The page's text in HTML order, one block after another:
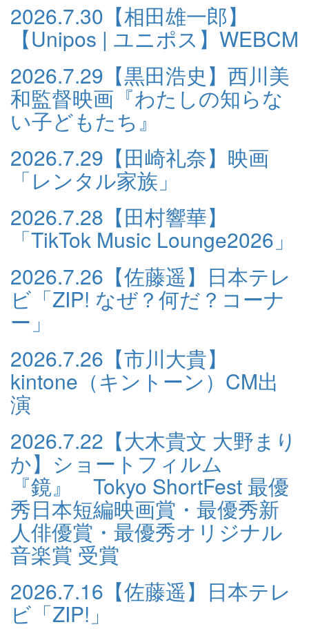
2026.7.30 【相田雄一郎】
【Unipos | ユニポス】WEBCM
2026.7.29 【黒田浩史】西川美
和監督映画『わたしの知らな
い子どもたち』
2026.7.29 【田崎礼奈】映画
「レンタル家族」
2026.7.28 【田村響華】
「TikTok Music Lounge2026」
2026.7.26 【佐藤遥】日本テレ
ビ「ZIP! なぜ？何だ？コーナ
ー」
2026.7.26 【市川大貴】
kintone（キントーン）CM出
演
2026.7.22 【大木貴文 大野まり
か】ショートフィルム
『鏡』 Tokyo ShortFest 最優
秀日本短編映画賞・最優秀新
人俳優賞・最優秀オリジナル
音楽賞 受賞
2026.7.16 【佐藤遥】日本テレ
ビ「ZIP!」